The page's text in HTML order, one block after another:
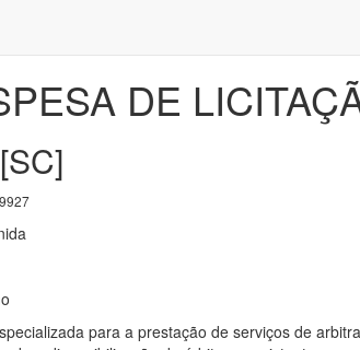
DE
para a prestação de serviços de